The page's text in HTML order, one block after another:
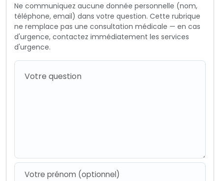
Ne communiquez aucune donnée personnelle (nom,
téléphone, email) dans votre question. Cette rubrique
ne remplace pas une consultation médicale — en cas
d'urgence, contactez immédiatement les services
d'urgence.